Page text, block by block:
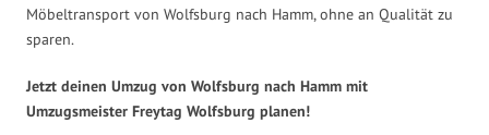
Möbeltransport von Wolfsburg nach Hamm, ohne an Qualität zu
sparen.
Jetzt deinen Umzug von Wolfsburg nach Hamm mit
Umzugsmeister Freytag Wolfsburg planen!